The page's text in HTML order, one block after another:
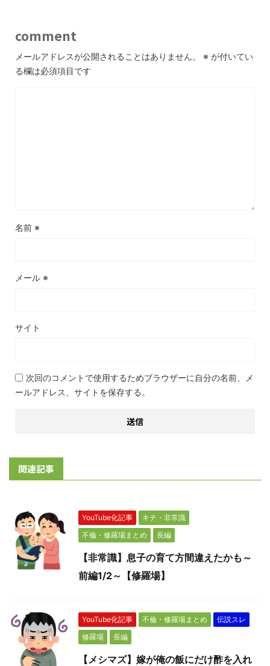
comment
メールアドレスが公開されることはありません。 ※ が付いてい
る欄は必須項目です
名前 ※
メール ※
サイト
次回のコメントで使用するためブラウザーに自分の名前、メ
ールアドレス、サイトを保存する。
関連記事
YouTube化記事
キチ・非常識
不倫・修羅場まとめ
長編
【非常識】息子の育て方間違えたかも～
前編1/2～【修羅場】
YouTube化記事 不倫・修羅場まとめ
伝説スレ
修羅場
長編
【メシマズ】嫁が俺の飯にだけ酢を入れ